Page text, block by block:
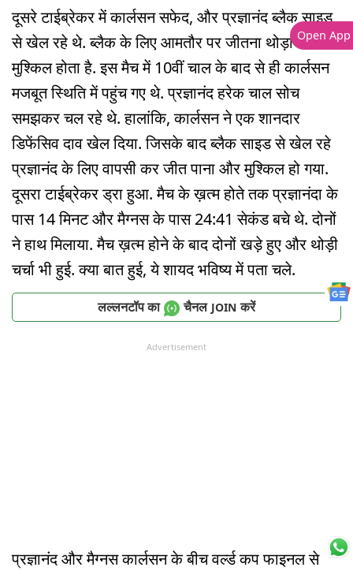
दूसरे टाईब्रेकर में कार्लसन सफेद, और प्रज्ञानंद ब्लैक साइड
से खेल रहे थे. ब्लैक के लिए आमतौर पर जीतना थोड़ा ज्यादा
मुश्किल होता है. इस मैच में 10वीं चाल के बाद से ही कार्लसन
मजबूत स्थिति में पहुंच गए थे. प्रज्ञानंद हरेक चाल सोच
समझकर चल रहे थे. हालांकि, कार्लसन ने एक शानदार
डिफेंसिव दाव खेल दिया. जिसके बाद ब्लैक साइड से खेल रहे
प्रज्ञानंद के लिए वापसी कर जीत पाना और मुश्किल हो गया.
दूसरा टाईब्रेकर ड्रा हुआ. मैच के ख़त्म होते तक प्रज्ञानंदा के
पास 14 मिनट और मैग्नस के पास 24:41 सेकंड बचे थे. दोनों
ने हाथ मिलाया. मैच ख़त्म होने के बाद दोनों खड़े हुए और थोड़ी
चर्चा भी हुई. क्या बात हुई, ये शायद भविष्य में पता चले.
लल्लनटॉप का चैनल JOIN करें
Advertisement
प्रज्ञानंद और मैग्नस कार्लसन के बीच वर्ल्‍ड कप फाइनल से
Open App